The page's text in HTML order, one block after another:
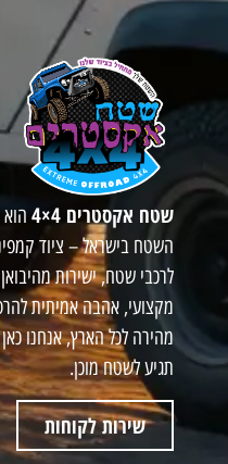
שטח אקסטרים 4×4
השטח בישראל – ציוד
לרכבי שטח, ישירות
מקצועי, אהבה אמיתית
מהירה לכל הארץ, אנחנו
תגיע לשטח מוכן.
שירות לקוחות